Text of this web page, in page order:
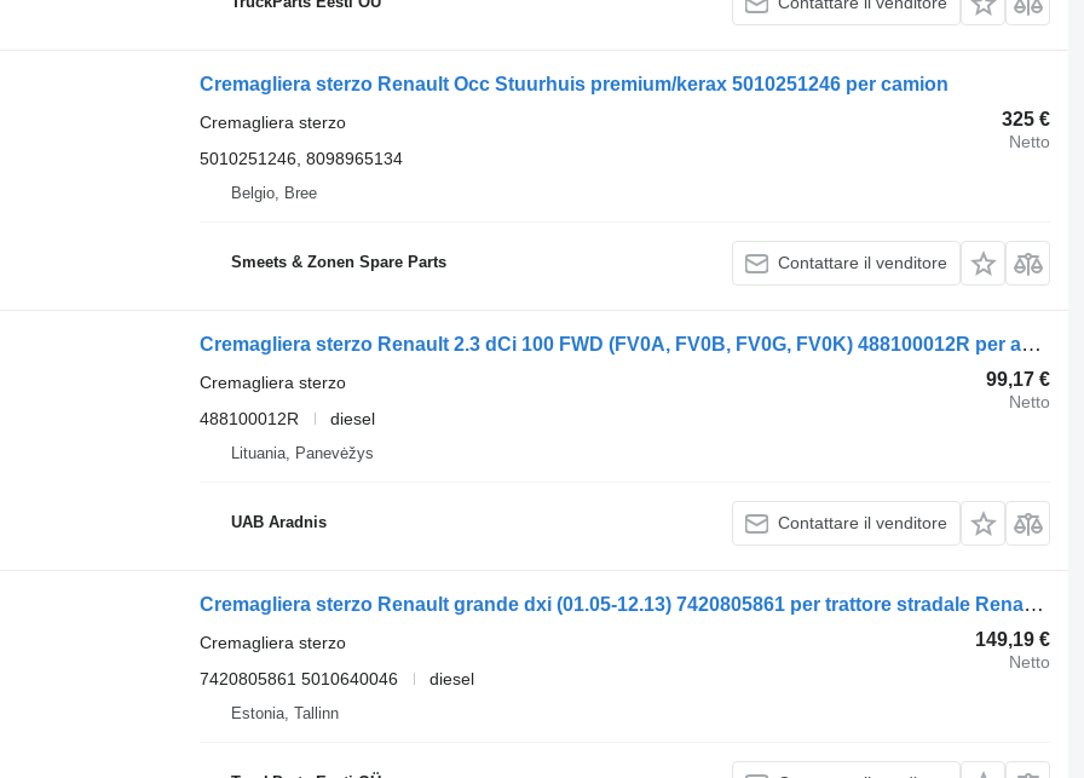
Cremagliera sterzo Renault Occ Stuurhuis premium/kerax 5010251246 per camion
325 €
Netto
Cremagliera sterzo
5010251246, 8098965134
Belgio, Bree
Smeets & Zonen Spare Parts Contattare il venditore
Cremagliera sterzo Renault 2.3 dCi 100 FWD (FV0A, FV0B, FV0G, FV0K) 488100012R per automobile Renault MASTER III Furgon (FV)
99,17 €
Netto
Cremagliera sterzo
488100012R
diesel
Lituania, Panevėžys
UAB Aradnis Contattare il venditore
Cremagliera sterzo Renault grande dxi (01.05-12.13) 7420805861 per trattore stradale Renault Magnum (1990-2014)
149,19 €
Netto
Cremagliera sterzo
7420805861 5010640046
diesel
Estonia, Tallinn